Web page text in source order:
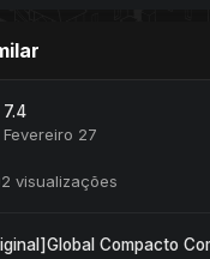
Fevereiro 27
visualizações
Compacto